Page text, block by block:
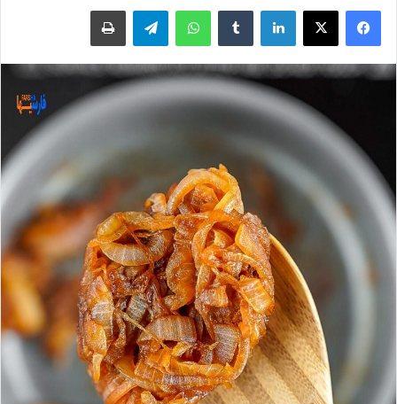
فیسبوک لینکدین واتس آپ